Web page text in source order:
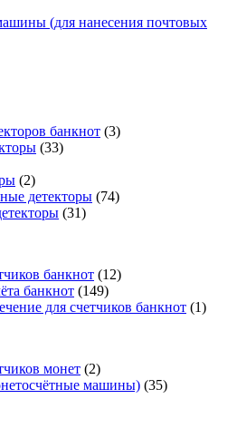
(для нанесения почтовых
банкнот (3)
(33)
(2)
детекторы (74)
(31)
банкнот (12)
банкнот (149)
для счетчиков банкнот (1)
монет (2)
машины) (35)